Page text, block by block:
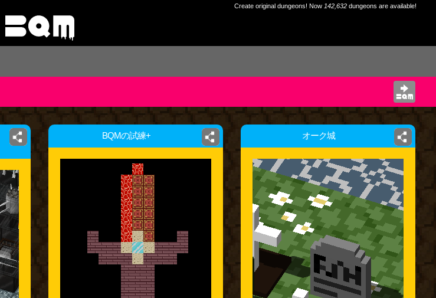
Create original dungeons! Now 142,632dungeons are available!
BQMの試練+ オーク城